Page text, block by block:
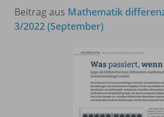
Beitrag aus Mathematik
3/2022 (September)